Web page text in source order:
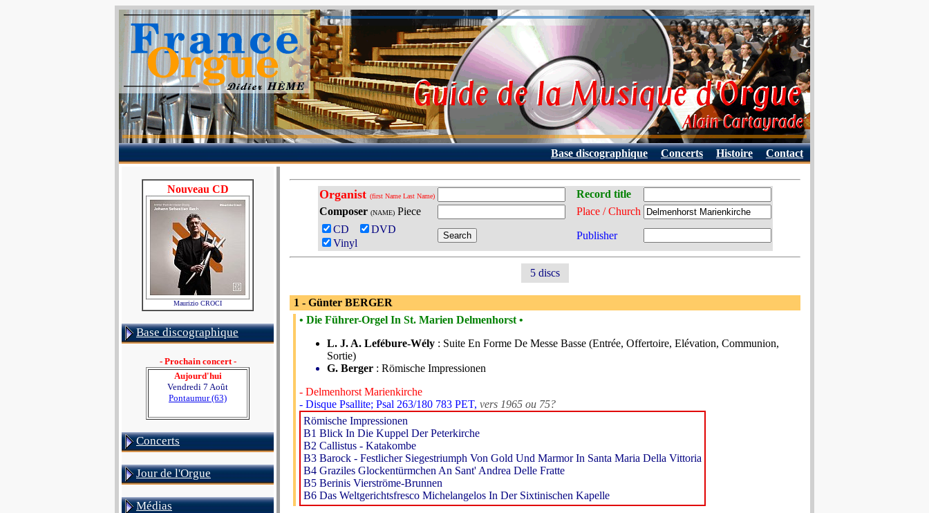
Base discographique Concerts Histoire Contact
Nouveau CD
Maurizio CROCI
Base discographique
- Prochain concert -
Aujourd'hui
Vendredi 7 Août
Pontaumur (63)
Concerts
Jour de l'Orgue
Médias
Organist (first Name Last Name)
Record title
Composer (NAME)Piece
Place / Church
CD
DVD
Vinyl
Publisher
5 discs
1 - Günter BERGER
• Die Führer-Orgel In St. Marien Delmenhorst •
L. J. A. Lefébure-Wély : Suite En Forme De Messe Basse (Entrée, Offertoire, Elévation, Communion,
Sortie)
G. Berger : Römische Impressionen
- Delmenhorst Marienkirche
- Disque Psallite; Psal 263/180 783 PET, vers 1965 ou 75?
Römische Impressionen
B1 Blick In Die Kuppel Der Peterkirche
B2 Callistus - Katakombe
B3 Barock - Festlicher Siegestriumph Von Gold Und Marmor In Santa Maria Della Vittoria
B4 Graziles Glockentürmchen An Sant' Andrea Delle Fratte
B5 Berinis Vierströme-Brunnen
B6 Das Weltgerichtsfresco Michelangelos In Der Sixtinischen Kapelle